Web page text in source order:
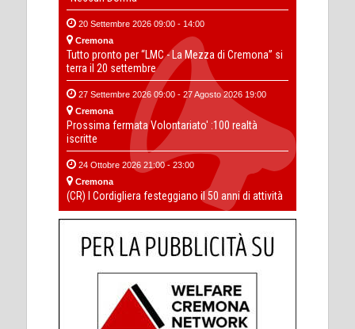
20 Settembre 2026 09:00 - 14:00
Cremona
Tutto pronto per “LMC - La Mezza di Cremona” si
terra il 20 settembre
27 Settembre 2026 09:00 - 27 Agosto 2026 19:00
Cremona
Prossima fermata Volontariato' :100 realtà
iscritte
24 Ottobre 2026 21:00 - 23:00
Cremona
(CR) I Cordigliera festeggiano il 50 anni di attività